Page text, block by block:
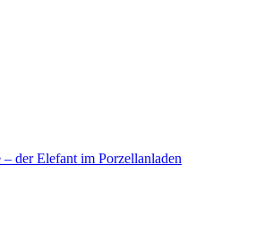
– der Elefant im Porzellanladen